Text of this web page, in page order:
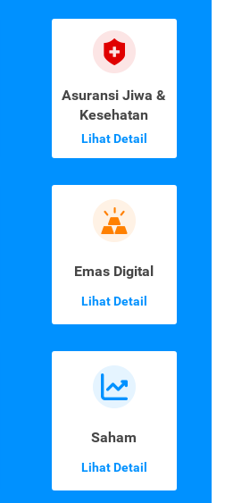
Asuransi Jiwa &
Kesehatan
Lihat Detail
Emas Digital
Lihat Detail
Saham
Lihat Detail